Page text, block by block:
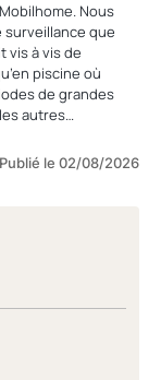
Nous
surveillance que
vis à vis de
piscine où
de grandes
autres
Publié le 02/08/2026